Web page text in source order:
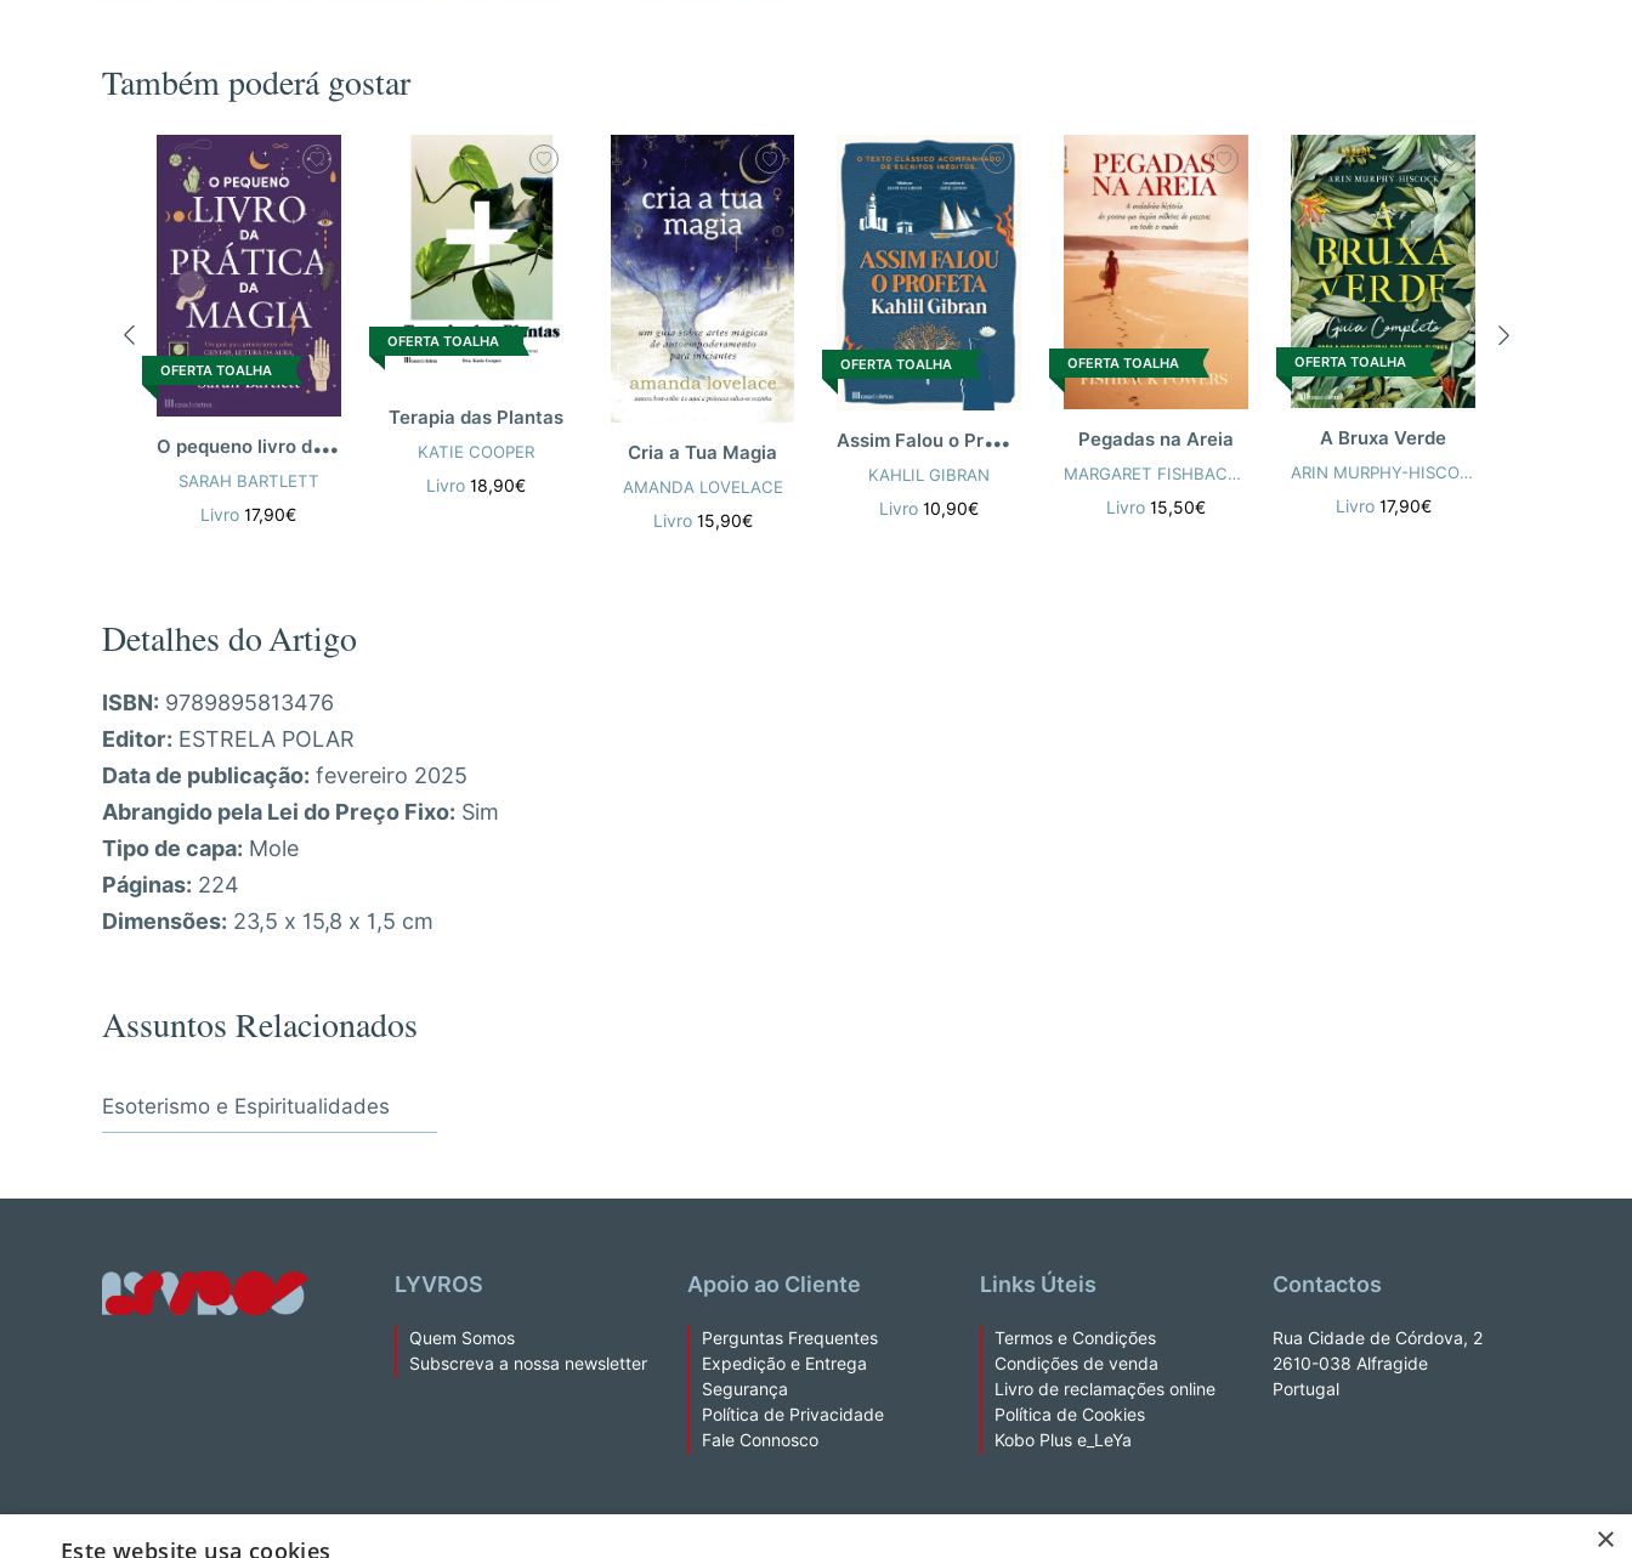
Também poderá gostar
OFERTA TOALHA
O
pequeno livro da prática da magia
SARAH BARTLETT
Livro17,90€
OFERTA TOALHA
Terapia das Plantas
KATIE COOPER
Livro 18,90€
Cria a Tua Magia
AMANDA LOVELACE
Livro 15,90€
OFERTA TOALHA
A
ssim Falou o Profeta
KAHLIL GIBRAN
Livro10,90€
OFERTA TOALHA
Pegadas na Areia
MARGARET FISHBACK POWERS
Livro15,50€
OFERTA TOALHA
A Bruxa Verde
ARIN MURPHY-HISCOCK
Livro 17,90€
Detalhes do Artigo
ISBN: 9789895813476
Editor: ESTRELA POLAR
Data de publicação: fevereiro 2025
Abrangido pela Lei do Preço Fixo: Sim
Tipo de capa: Mole
Páginas: 224
Dimensões: 23,5 x 15,8 x 1,5 cm
Assuntos Relacionados
Esoterismo e Espiritualidades
LYVROS
Quem Somos
Subscreva a nossa newsletter
Apoio ao Cliente
Perguntas Frequentes
Expedição e Entrega
Segurança
Política de Privacidade
Fale Connosco
Links Úteis
Termos e Condições
Condições de venda
Livro de reclamações online
Política de Cookies
Kobo Plus e_LeYa
Contactos
Rua Cidade de Córdova, 2
2610-038 Alfragide
Portugal
×
Este website usa cookies